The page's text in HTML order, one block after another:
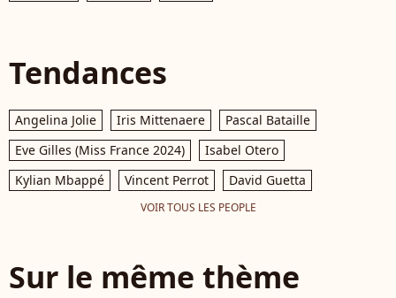
Tendances
Angelina Jolie Iris Mittenaere
Pascal Bataille
Eve Gilles (Miss France 2024)
Isabel Otero
Kylian Mbappé
Vincent Perrot David Guetta
VOIR TOUS LES PEOPLE
Sur le même thème